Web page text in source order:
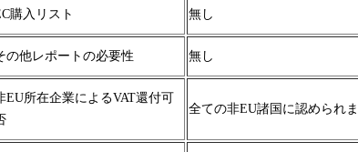
購入リスト 無し
の他レポートの必要性 無し
EU所在企業によるVAT還付可
全ての非EU諸国に認められま